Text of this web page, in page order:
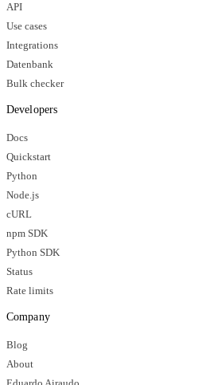
API
Use cases
Integrations
Datenbank
Bulk checker
Developers
Docs
Quickstart
Python
Node.js
cURL
npm SDK
Python SDK
Status
Rate limits
Company
Blog
About